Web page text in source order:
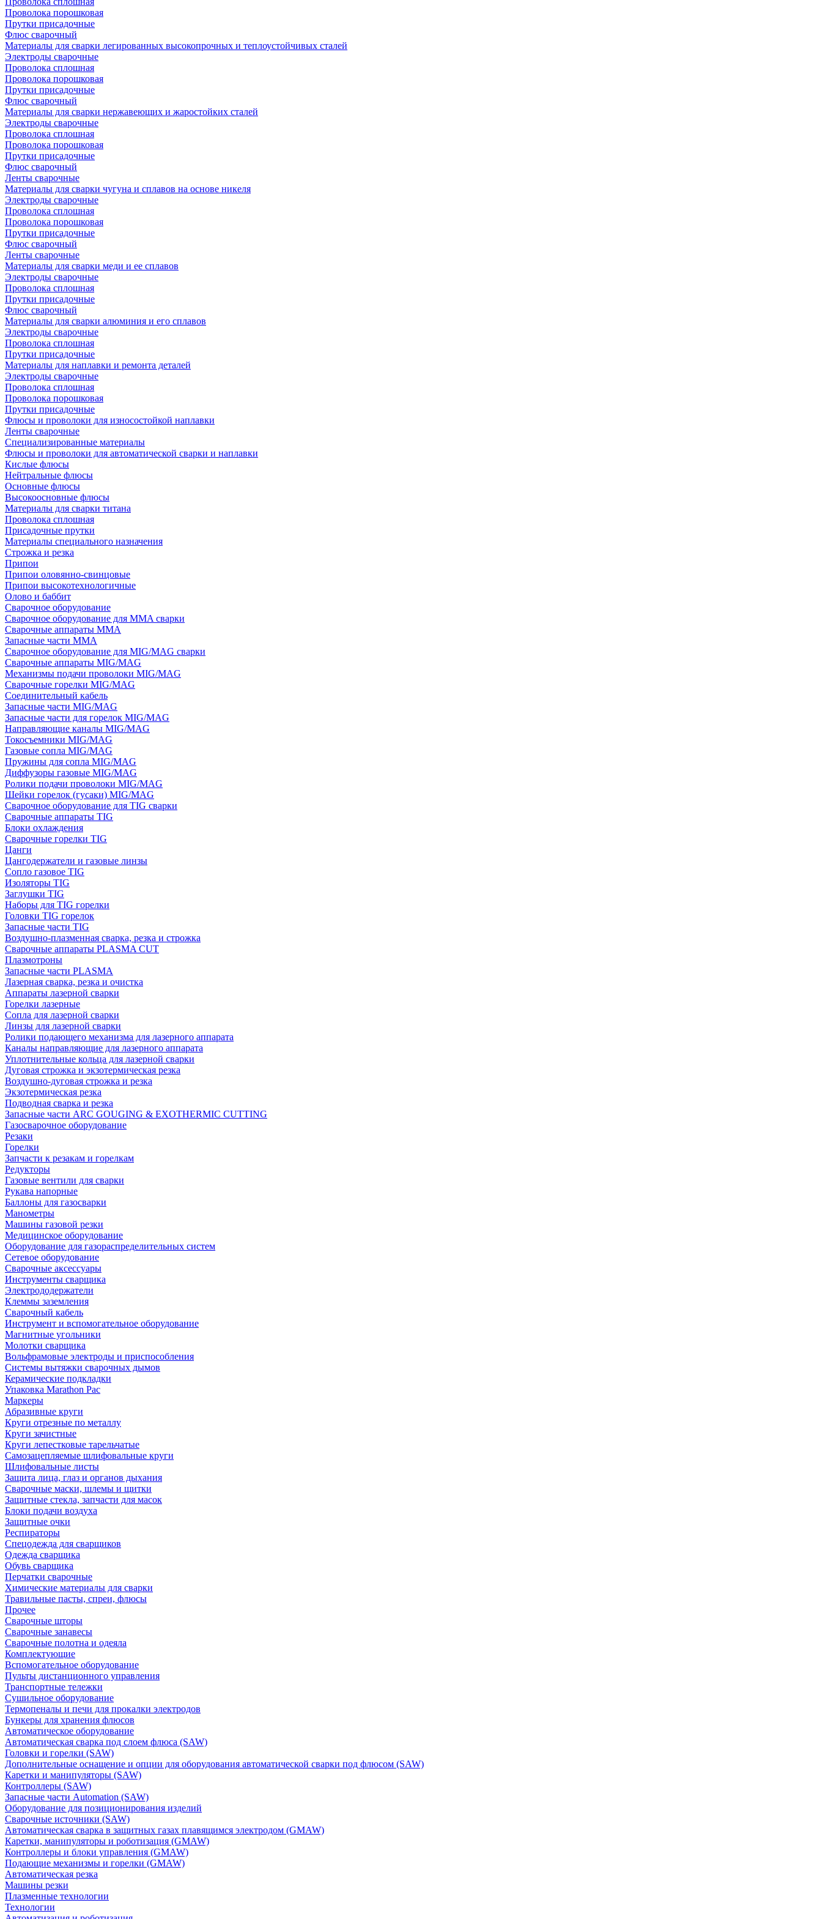
Проволока порошковая
Прутки присадочные
Флюс сварочный
Материалы для сварки легированных высокопрочных и теплоустойчивых сталей
Электроды сварочные
Проволока сплошная
Проволока порошковая
Прутки присадочные
Флюс сварочный
Материалы для сварки нержавеющих и жаростойких сталей
Электроды сварочные
Проволока сплошная
Проволока порошковая
Прутки присадочные
Флюс сварочный
Ленты сварочные
Материалы для сварки чугуна и сплавов на основе никеля
Электроды сварочные
Проволока сплошная
Проволока порошковая
Прутки присадочные
Флюс сварочный
Ленты сварочные
Материалы для сварки меди и ее сплавов
Электроды сварочные
Проволока сплошная
Прутки присадочные
Флюс сварочный
Материалы для сварки алюминия и его сплавов
Электроды сварочные
Проволока сплошная
Прутки присадочные
Материалы для наплавки и ремонта деталей
Электроды сварочные
Проволока сплошная
Проволока порошковая
Прутки присадочные
Флюсы и проволоки для износостойкой наплавки
Ленты сварочные
Специализированные материалы
Флюсы и проволоки для автоматической сварки и наплавки
Кислые флюсы
Нейтральные флюсы
Основные флюсы
Высокоосновные флюсы
Материалы для сварки титана
Проволока сплошная
Присадочные прутки
Материалы специального назначения
Строжка и резка
Припои
Припои оловянно-свинцовые
Припои высокотехнологичные
Олово и баббит
Сварочное оборудование
Сварочное оборудование для MMA сварки
Сварочные аппараты MMA
Запасные части MMA
Сварочное оборудование для MIG/MAG сварки
Сварочные аппараты MIG/MAG
Механизмы подачи проволоки MIG/MAG
Сварочные горелки MIG/MAG
Соединительный кабель
Запасные части MIG/MAG
Запасные части для горелок MIG/MAG
Направляющие каналы MIG/MAG
Токосъемники MIG/MAG
Газовые сопла MIG/MAG
Пружины для сопла MIG/MAG
Диффузоры газовые MIG/MAG
Ролики подачи проволоки MIG/MAG
Шейки горелок (гусаки) MIG/MAG
Сварочное оборудование для TIG сварки
Сварочные аппараты TIG
Блоки охлаждения
Сварочные горелки TIG
Цанги
Цангодержатели и газовые линзы
Сопло газовое TIG
Изоляторы TIG
Заглушки TIG
Наборы для TIG горелки
Головки TIG горелок
Запасные части TIG
Воздушно-плазменная сварка, резка и строжка
Сварочные аппараты PLASMA CUT
Плазмотроны
Запасные части PLASMA
Лазерная сварка, резка и очистка
Аппараты лазерной сварки
Горелки лазерные
Сопла для лазерной сварки
Линзы для лазерной сварки
Ролики подающего механизма для лазерного аппарата
Каналы направляющие для лазерного аппарата
Уплотнительные кольца для лазерной сварки
Дуговая строжка и экзотермическая резка
Воздушно-дуговая строжка и резка
Экзотермическая резка
Подводная сварка и резка
Запасные части ARC GOUGING & EXOTHERMIC CUTTING
Газосварочное оборудование
Резаки
Горелки
Запчасти к резакам и горелкам
Редукторы
Газовые вентили для сварки
Рукава напорные
Баллоны для газосварки
Манометры
Машины газовой резки
Медицинское оборудование
Оборудование для газораспределительных систем
Сетевое оборудование
Сварочные аксессуары
Инструменты сварщика
Электрододержатели
Клеммы заземления
Сварочный кабель
Инструмент и вспомогательное оборудование
Магнитные угольники
Молотки сварщика
Вольфрамовые электроды и приспособления
Системы вытяжки сварочных дымов
Керамические подкладки
Упаковка Marathon Pac
Маркеры
Абразивные круги
Круги отрезные по металлу
Круги зачистные
Круги лепестковые тарельчатые
Самозацепляемые шлифовальные круги
Шлифовальные листы
Защита лица, глаз и органов дыхания
Сварочные маски, шлемы и щитки
Защитные стекла, запчасти для масок
Блоки подачи воздуха
Защитные очки
Респираторы
Спецодежда для сварщиков
Одежда сварщика
Обувь сварщика
Перчатки сварочные
Химические материалы для сварки
Травильные пасты, спреи, флюсы
Прочее
Сварочные шторы
Сварочные занавесы
Сварочные полотна и одеяла
Комплектующие
Вспомогательное оборудование
Пульты дистанционного управления
Транспортные тележки
Сушильное оборудование
Термопеналы и печи для прокалки электродов
Бункеры для хранения флюсов
Автоматическое оборудование
Автоматическая сварка под слоем флюса (SAW)
Головки и горелки (SAW)
Дополнительные оснащение и опции для оборудования автоматической сварки под флюсом (SAW)
Каретки и манипуляторы (SAW)
Контроллеры (SAW)
Запасные части Automation (SAW)
Оборудование для позиционирования изделий
Сварочные источники (SAW)
Автоматическая сварка в защитных газах плавящимся электродом (GMAW)
Каретки, манипуляторы и роботизация (GMAW)
Контроллеры и блоки управления (GMAW)
Подающие механизмы и горелки (GMAW)
Автоматическая резка
Машины резки
Плазменные технологии
Технологии